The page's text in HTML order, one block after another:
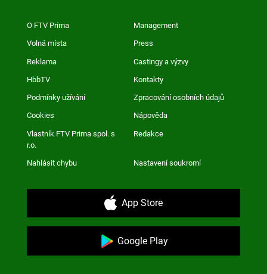
O FTV Prima Management
Volná místa Press
Reklama Castingy a výzvy
HbbTV Kontakty
Podmínky užívání Zpracování osobních údajů
Cookies Nápověda
Vlastník FTV Prima spol. s
r.o.
Redakce
Nahlásit chybu Nastavení soukromí
App Store
Google Play